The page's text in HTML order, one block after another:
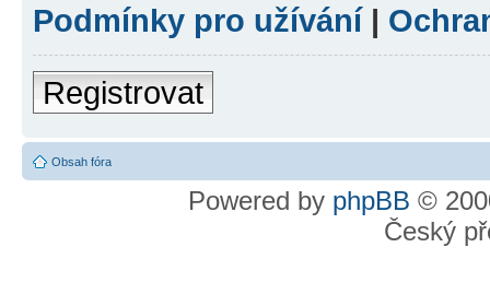
Podmínky pro užívání|
Registrovat
Obsah fóra
Powered by phpBB ©
Český